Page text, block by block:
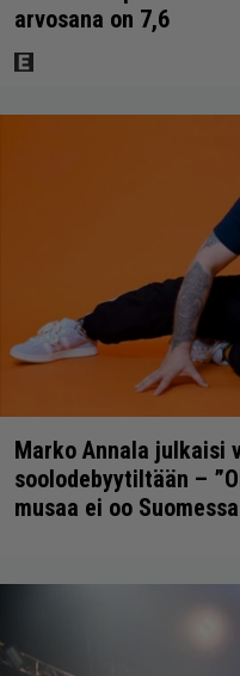
arvosana on 7,6
Marko Annala julkaisi
soolodebyytiltään –
musaa ei oo